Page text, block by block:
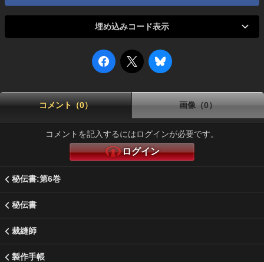
埋め込みコード表示
コメント（0） 画像（0）
コメントを記入するにはログインが必要です。
ログイン
秘伝書:第6巻
秘伝書
裁縫師
製作手帳